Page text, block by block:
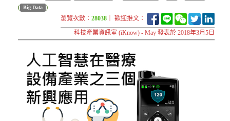
( Big Data )
瀏覽次數：28038 ｜ 歡迎推文：
科技產業資訊室 (iKnow) - May 發表於 2018年3月5日